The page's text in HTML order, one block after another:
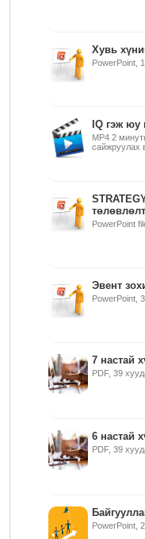
Хувь
PowerPoint,
IQ гэж юу
MP4 2
сайжруулах
төлөвлөлт
PowerPoint
Эвент
PowerPoint,
7 настай
PDF, 39
6 настай
PDF, 39
PowerPoint,